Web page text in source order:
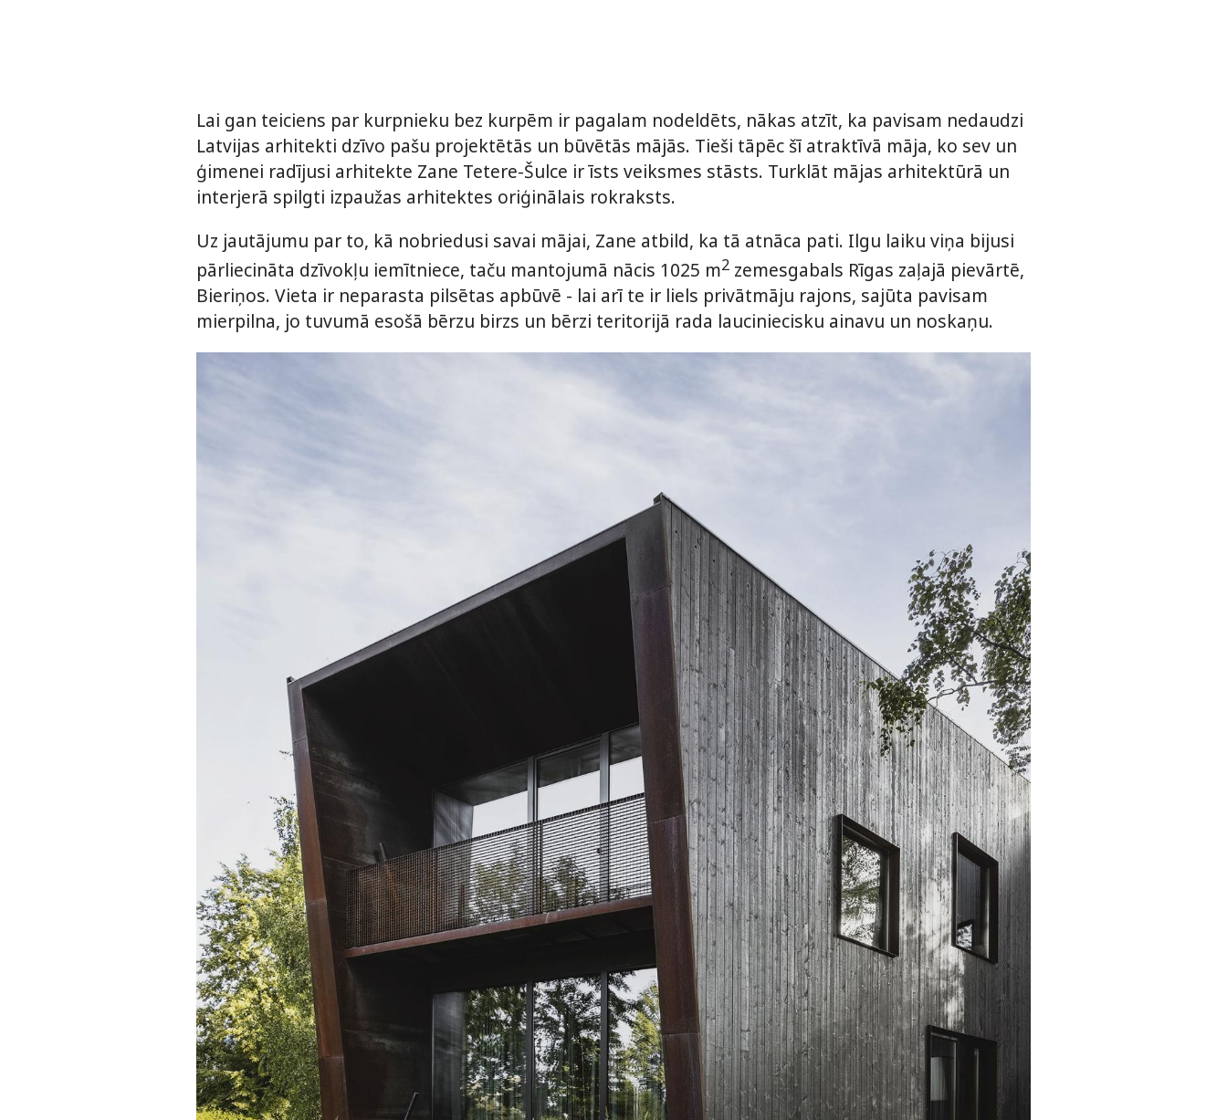
Lai gan teiciens par kurpnieku bez kurpēm ir pagalam nodeldēts, nākas atzīt, ka pavisam nedaudzi
Latvijas arhitekti dzīvo pašu projektētās un būvētās mājās. Tieši tāpēc šī atraktīvā māja, ko sev un
ģimenei radījusi arhitekte Zane Tetere-Šulce ir īsts veiksmes stāsts. Turklāt mājas arhitektūrā un
interjerā spilgti izpaužas arhitektes oriģinālais rokraksts.
Uz jautājumu par to, kā nobriedusi savai mājai, Zane atbild, ka tā atnāca pati. Ilgu laiku viņa bijusi
pārliecināta dzīvokļu iemītniece, taču mantojumā nācis 1025 m2zemesgabals Rīgas zaļajā pievārtē,
Bieriņos. Vieta ir neparasta pilsētas apbūvē - lai arī te ir liels privātmāju rajons, sajūta pavisam
mierpilna, jo tuvumā esošā bērzu birzs un bērzi teritorijā rada lauciniecisku ainavu un noskaņu.